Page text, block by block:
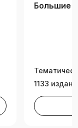
Большие
1133